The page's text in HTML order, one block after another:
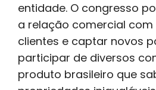
entidade. O congresso
a relação comercial
clientes e captar novos
participar de diversos
produto brasileiro que